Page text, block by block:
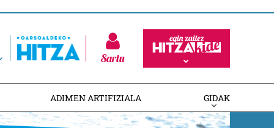
Sartu
ADIMEN ARTIFIZIALA GIDAK